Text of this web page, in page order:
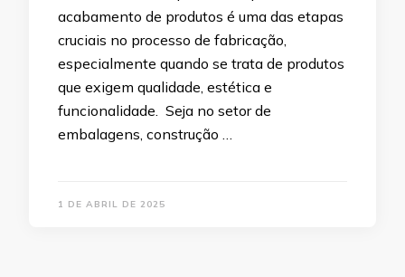
acabamento de produtos é uma das etapas
cruciais no processo de fabricação,
especialmente quando se trata de produtos
que exigem qualidade, estética e
funcionalidade. Seja no setor de
embalagens, construção …
1 DE ABRIL DE 2025